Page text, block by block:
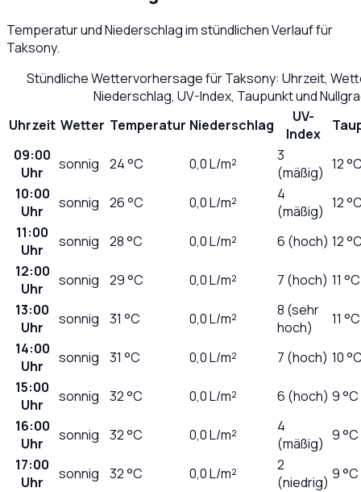
Temperatur und Niederschlag im stündlichen Verlauf für
Taksony.
Stündliche Wettervorhersage fürTaksony: Uhrzeit,
Niederschlag, UV-Index, Taupunkt und
Uhrzeit Wetter Temperatur Niederschlag
UV-
Index
09:00
Uhr
sonnig 24°C 0,0L/m²
3
(mäßig) 12
10:00
Uhr
sonnig 26°C 0,0L/m²
4
(mäßig) 12
11:00
Uhr
sonnig 28°C 0,0L/m² 6 (hoch) 12
12:00
Uhr
sonnig 29°C 0,0L/m² 7 (hoch) 11 °C
13:00
Uhr
sonnig 31 °C 0,0L/m²
8 (sehr
hoch)
11 °C
14:00
Uhr
sonnig 31 °C 0,0L/m² 7 (hoch) 10
15:00
Uhr
sonnig 32°C 0,0L/m² 6 (hoch) 9 °C
16:00
Uhr
sonnig 32°C 0,0L/m²
4
(mäßig) 9 °C
17:00
Uhr
sonnig 32°C 0,0L/m²
2
(niedrig) 9 °C